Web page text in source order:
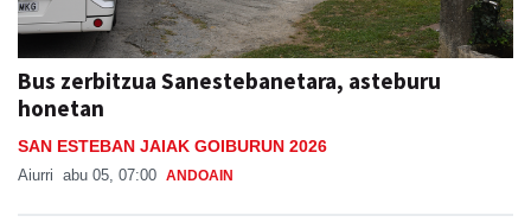
Bus zerbitzua Sanestebanetara, asteburu
honetan
SAN ESTEBAN JAIAK GOIBURUN 2026
Aiurri abu 05, 07:00 ANDOAIN